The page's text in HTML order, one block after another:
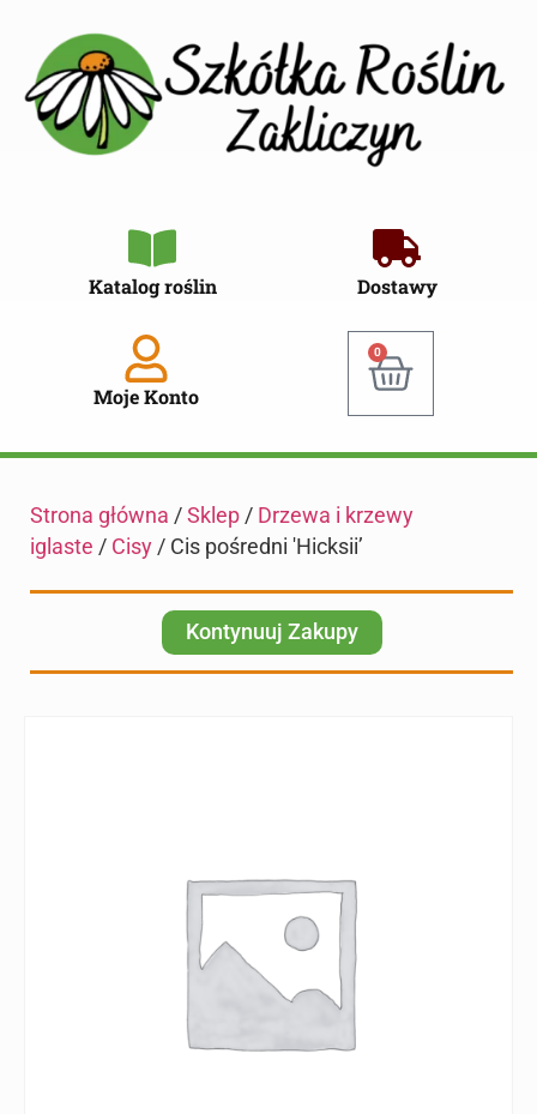
Katalog roślin Dostawy
Moje Konto
0
Strona główna / Sklep / Drzewa i krzewy
iglaste / Cisy / Cis pośredni 'Hicksii’
Kontynuuj Zakupy